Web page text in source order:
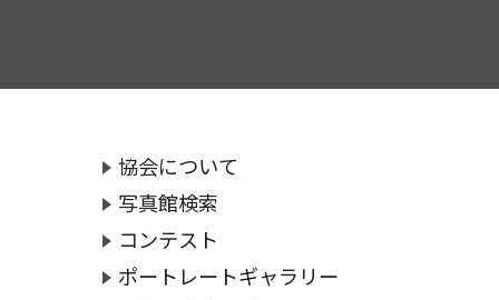
協会について
写真館検索
コンテスト
ポートレートギャラリー